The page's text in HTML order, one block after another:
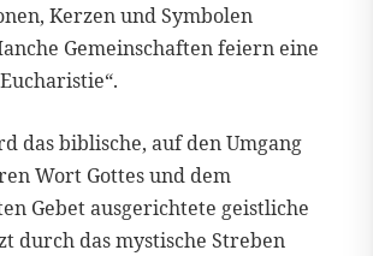
Kerzen und Symbolen
Gemeinschaften feiern eine
das biblische, auf den Umgang
Wort Gottes und dem
Gebet ausgerichtete geistliche
durch das mystische Streben